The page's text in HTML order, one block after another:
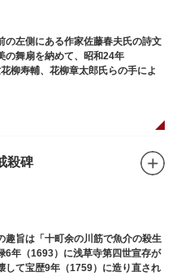
の左側にある作家佐藤春夫氏の詩文
の舞扇を納めて、昭和24年
柳寿輔、花柳章太郎氏らの手によ
殺碑
趣旨は「十町余の川筋で魚介の殺生
6年（1693）に浅草寺第四世宣存が
して宝歴9年（1759）に造り直され